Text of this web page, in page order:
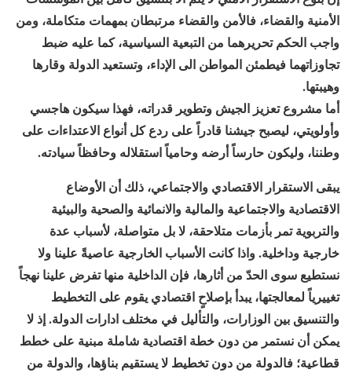
الأمنية والقضاء، فالأمن والقضاء مرتبطان بمهمات متكاملة، ومن
واجب الحكم تحريرهما من التبعية السياسية، كما عليه ضبط
تجاوزاتهما فيطمئن المواطن الى الإداء، وتستعيد الدولة وقارها
وهيبتها.
أما مشروع تعزيز الجيش وتطوير قدراته، فهذا سيكون هاجسي
وأولويتي، ليصبح جيشنا قادراً على ردع كل أنواع الاعتداءات على
وطننا، وليكون حارساً أرضه وحامياً استقلاله وحافظاً سيادته.
يبقى الاستقرار الاقتصادي والاجتماعي، ذلك أن الأوضاع
الاقتصادية والاجتماعية والمالية والانمائية والصحية والبيئية
والتربوية تمر بأزمات متلاحقة، لا بل متواصلة، لأسباب عدة
خارجية وداخلية. واذا كانت الأسباب الخارجية عاصيةً علينا ولا
نستطيع سوى الحدّ من أثارها، فإن الداخلية منها تفرض علينا نهجاً
تغييرياً لمعالجتها، يبدأ بإصلاحٍ اقتصادي يقوم على التخطيط
والتنسيق بين الوزارات، والتأليل في مختلف ادارات الدولة. إذ لا
يمكن أن نستمر من دون خطة اقتصادية شاملة مبنية على خطط
قطاعية؛ فالدولة من دون تخطيط لا يستقيم بناؤها، والدولة من